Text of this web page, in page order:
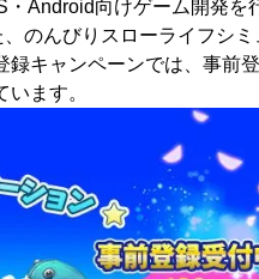
Android向けゲーム開発を
のんびりスローライフシミ
キャンペーンでは、事前
ます。